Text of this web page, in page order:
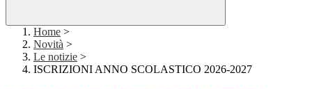
Home >
Novità >
Le notizie >
ISCRIZIONI ANNO SCOLASTICO 2026-2027